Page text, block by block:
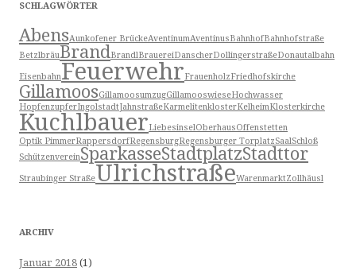
SCHLAGWÖRTER
AbensAunkofener BrückeAventinumAventinusBahnhofBahnhofstraße
BetzlbräuBrandBrandlBrauereiDanscherDollingerstraßeDonautalbahn
EisenbahnFeuerwehrFrauenholzFriedhofskirche
GillamoosGillamoosumzugGillamooswieseHochwasser
HopfenzupferIngolstadtJahnstraßeKarmelitenklosterKelheimKlosterkirche
KuchlbauerLiebesinselOberhausOffenstetten
Optik PimmerRappersdorfRegensburgRegensburger TorplatzSaalSchloß
SchützenvereinSparkasseStadtplatzStadttor
Straubinger StraßeUlrichstraßeWarenmarktZollhäusl
ARCHIV
Januar 2018 (1)